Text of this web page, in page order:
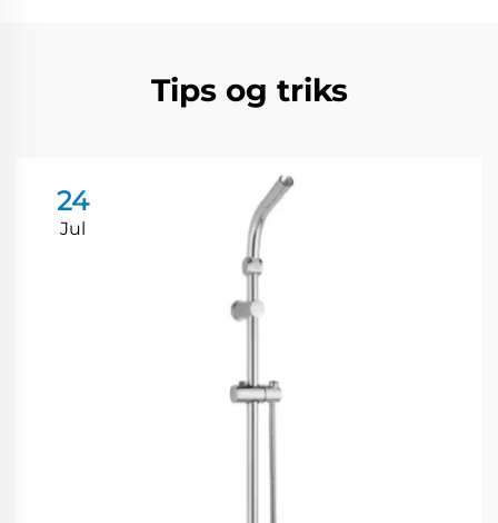
Tips og triks
24
Jul